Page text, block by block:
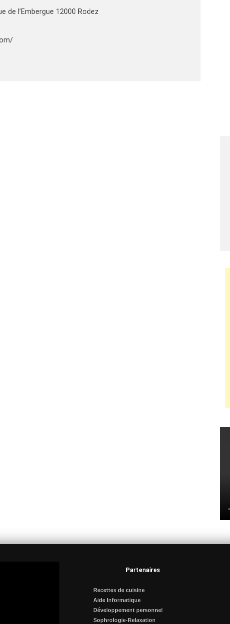
de l’Embergue 12000 Rodez
Partenaires
Recettes de cuisine
Aide Informatique
Développement personnel
Sophrologie-Relaxation